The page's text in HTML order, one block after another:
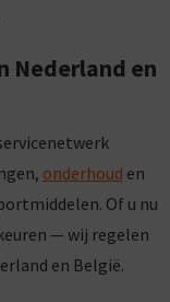
Nederland en
onderhoud en
Of u nu
— wij regelen
en België.